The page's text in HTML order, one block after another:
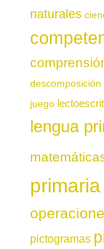
naturales
descomposición
juego
lengua
primaria
pictogramas